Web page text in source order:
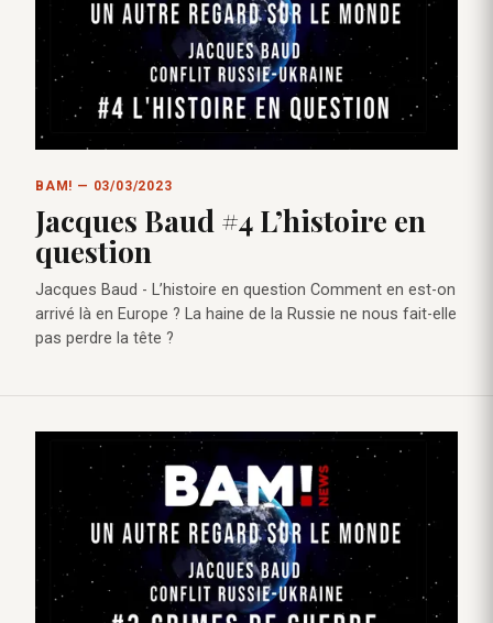
BAM! — 03/03/2023
Jacques Baud #4 L’histoire en
question
Jacques Baud - L’histoire en question Comment en est-on
arrivé là en Europe ? La haine de la Russie ne nous fait-elle
pas perdre la tête ?